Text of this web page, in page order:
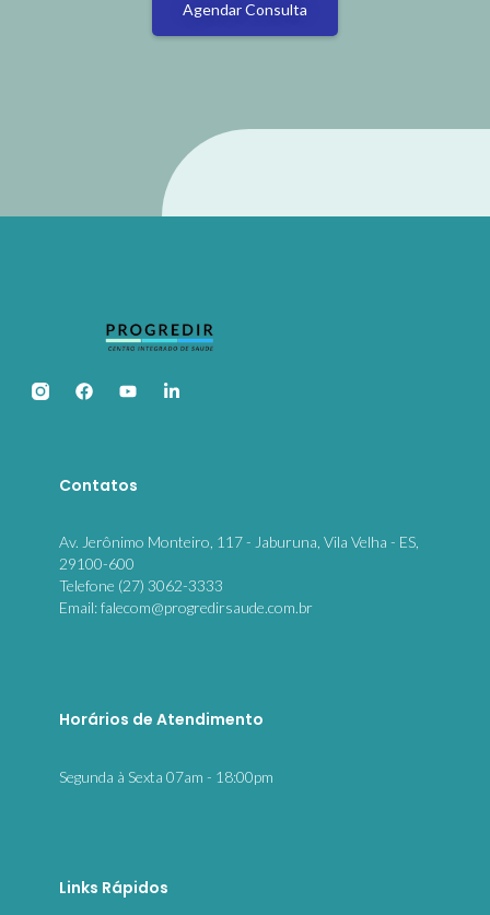
Agendar Consulta
Contatos
Av. Jerônimo Monteiro, 117 - Jaburuna, Vila Velha - ES,
29100-600
Telefone (27) 3062-3333
Email: falecom@progredirsaude.com.br
Horários de Atendimento
Segunda à Sexta 07am - 18:00pm
Links Rápidos